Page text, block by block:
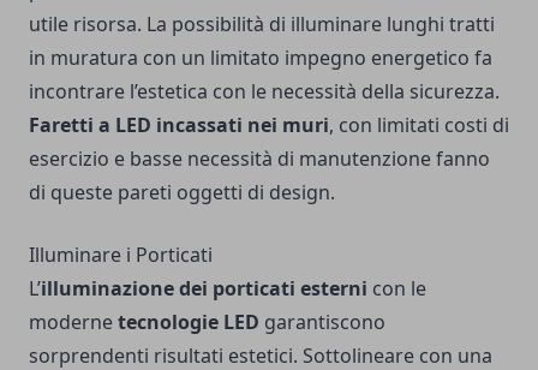
utile risorsa. La possibilità di illuminare lunghi tratti
in muratura con un limitato impegno energetico fa
incontrare l’estetica con le necessità della sicurezza.
Faretti a LED incassati nei muri, con limitati costi di
esercizio e basse necessità di manutenzione fanno
di queste pareti oggetti di design.
Illuminare i Porticati
L’illuminazione dei porticati esterni con le
modernetecnologie LED garantiscono
sorprendenti risultati estetici. Sottolineare con una